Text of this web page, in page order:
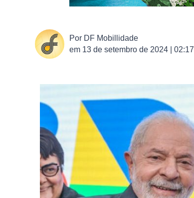
Por DF Mobillidade
em 13 de setembro de 2024 | 02:17